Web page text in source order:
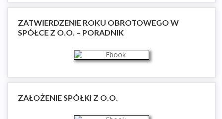
ZATWIERDZENIE ROKU OBROTOWEGO W
SPÓŁCE Z O.O. – PORADNIK
ZAŁOŻENIE SPÓŁKI Z O.O.